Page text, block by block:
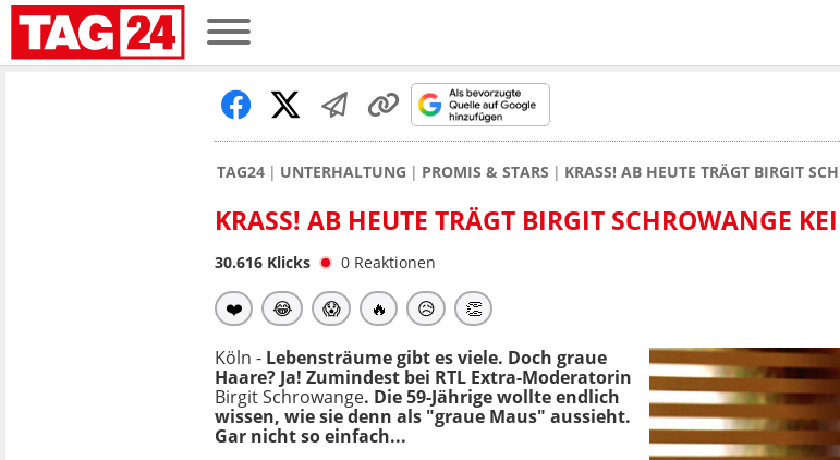
TAG24 UNTERHALTUNG PROMIS & STARS KRASS! AB HEUTE TRÄGT BIRGIT
KRASS! AB HEUTE TRÄGT BIRGIT SCHROWANGE
30.616 Klicks 0 Reaktionen
❤️ 😂 😱 🔥 😥 👏
Köln - Lebensträume gibt es viele. Doch graue
Haare? Ja! Zumindest bei RTL Extra-Moderatorin
Birgit Schrowange. Die 59-Jährige wollte endlich
wissen, wie sie denn als "graue Maus" aussieht.
Gar nicht so einfach...